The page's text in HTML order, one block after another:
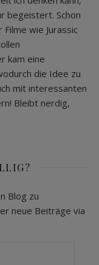
begeistert. Schon
wie Jurassic
kam eine
die Idee zu
mit interessanten
Bleibt nerdig,
Blog zu
neue Beiträge via